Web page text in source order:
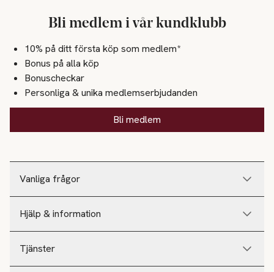
Vanliga frågor
Hjälp & information
Tjänster
Bli medlem i vår kundklubb
10% på ditt första köp som medlem*
Bonus på alla köp
Bonuscheckar
Personliga & unika medlemserbjudanden
Bli medlem